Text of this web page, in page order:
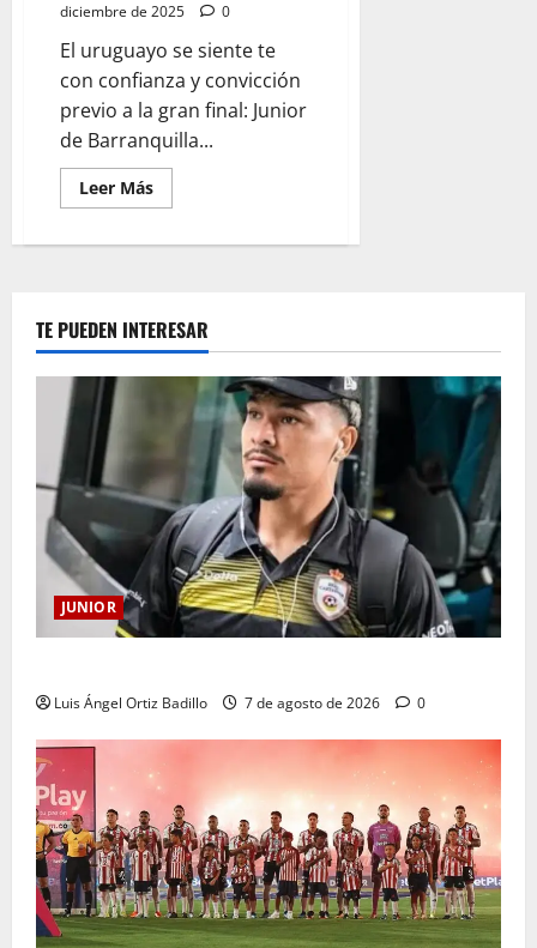
diciembre de 2025
0
El uruguayo se siente te
con confianza y convicción
previo a la gran final: Junior
de Barranquilla...
Leer Más
TE PUEDEN INTERESAR
JUNIOR
Luis Ángel Ortiz Badillo 7 de agosto de 2026 0